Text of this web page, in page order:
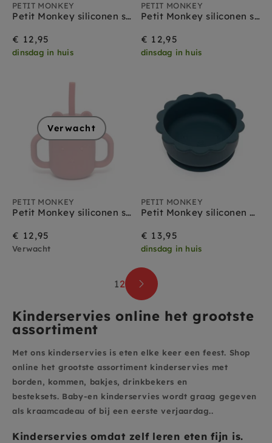
PETIT MONKEY
Petit Monkey siliconen sippy cup met oren honey
€ 12,95
dinsdag in huis
PETIT MONKEY
Petit Monkey siliconen sippy cup met oren pewter green
€ 12,95
dinsdag in huis
Verwacht
PETIT MONKEY
Petit Monkey siliconen sippy cup met oren mahogany rose
€ 12,95
Verwacht
PETIT MONKEY
Petit Monkey siliconen bakje lion balsam blue
€ 13,95
dinsdag in huis
12
Kinderservies online het grootste
assortiment
Met ons kinderservies is eten elke keer een feest. Shop
online het grootste assortiment kinderservies met
borden, kommen, bakjes, drinkbekers en
besteksets. Baby-en kinderservies wordt graag gegeven
als kraamcadeau of bij een eerste verjaardag..
Kinderservies omdat zelf leren eten fijn is.